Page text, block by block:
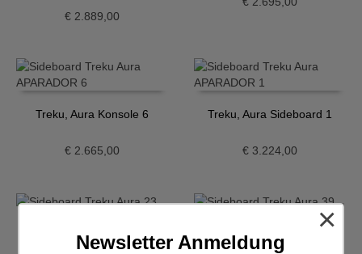
€2.889,00
Treku, Aura Konsole 6
€2.665,00
Treku, Aura Sideboard 1
€ 3.224,00
Treku, Aura Sideboard 23 Treku, Aura Sideboard 37
Newsletter Anmeldung
×